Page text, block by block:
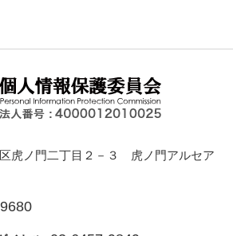
虎ノ門二丁目２－３ 虎ノ門アルセア